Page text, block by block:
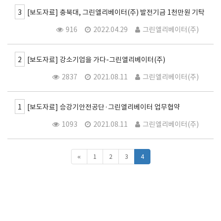
3
[보도자료] 충북대, 그린엘리베이터(주) 발전기금 1천만원 기탁
그린엘리베이터(주)
2022.04.29
916
2
[보도자료] 강소기업을 가다-그린엘리베이터(주)
그린엘리베이터(주)
2021.08.11
2837
1
[보도자료] 승강기안전공단·그린엘리베이터 업무협약
그린엘리베이터(주)
2021.08.11
1093
« 1 2 3 4